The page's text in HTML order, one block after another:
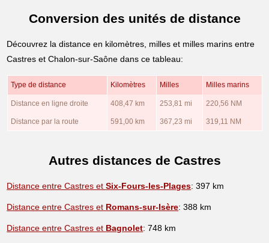
Conversion des unités de distance
Découvrez la distance en kilomètres, milles et milles marins entre
Castres et Chalon-sur-Saône dans ce tableau:
Type de distance Kilomètres Milles Milles marins
Distance en ligne droite 408,47 km 253,81 mi 220,56 NM
Distance par la route 591,00 km 367,23 mi 319,11 NM
Autres distances de Castres
Distance entre Castres etSix-Fours-les-Plages: 397 km
Distance entre Castres et Romans-sur-Isère: 388 km
Distance entre Castres et Bagnolet: 748 km